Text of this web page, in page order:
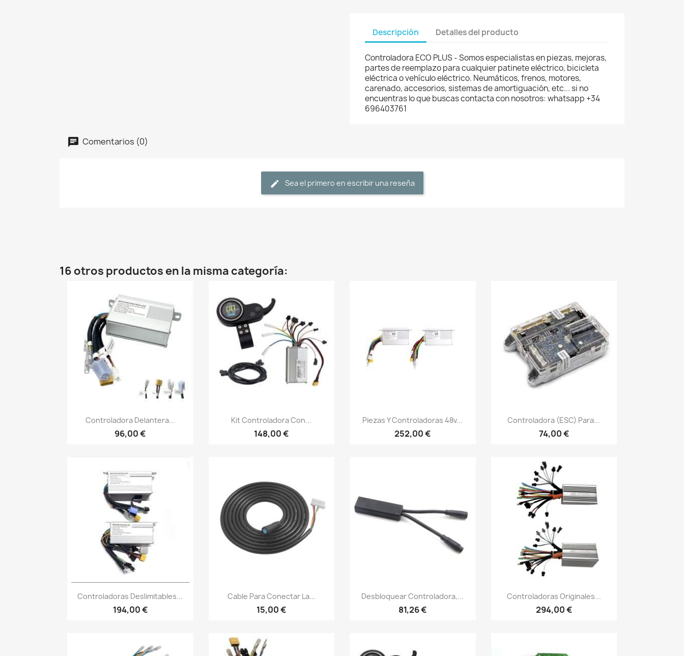
Descripción Detalles del producto
Controladora ECO PLUS - Somos especialistas en piezas, mejoras,
partes de reemplazo para cualquier patinete eléctrico, bicicleta
eléctrica o vehículo eléctrico. Neumáticos, frenos, motores,
carenado, accesorios, sistemas de amortiguación, etc... si no
encuentras lo que buscas contacta con nosotros: whatsapp +34
696403761
Comentarios (0)
Sea el primero en escribir una reseña
16 otros productos en la misma categoría:
Vista rápida
Controladora Delantera...
96,00 €
Vista rápida
Kit Controladora Con...
148,00 €
Vista rápida
Piezas Y Controladoras 48v...
252,00 €
Vista rápida
Controladora (ESC) Para...
74,00 €
Vista rápida
Controladoras Deslimitables...
194,00 €
Vista rápida
Cable Para Conectar La...
15,00 €
Vista rápida
Desbloquear Controladora,...
81,26 €
Vista rápida
Controladoras Originales...
294,00 €